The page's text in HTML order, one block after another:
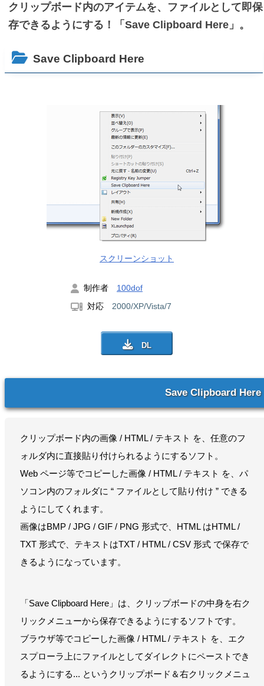
クリップボード内のアイテムを、ファイルとして即保
存できるようにする！「Save Clipboard Here」。
Save Clipboard Here
スクリーンショット
制作者 100dof
対応 2000/XP/Vista/7
Save Clipboard Here
クリップボード内の画像 / HTML / テキスト を、任意のフ
ォルダ内に直接貼り付けられるようにするソフト。
Web ページ等でコピーした画像 / HTML / テキスト を、パ
ソコン内のフォルダに “ ファイルとして貼り付け ” できる
ようにしてくれます。
画像はBMP / JPG / GIF / PNG 形式で、HTML はHTML /
TXT 形式で、テキストはTXT / HTML / CSV 形式 で保存で
きるようになっています。
「Save Clipboard Here」は、クリップボードの中身を右ク
リックメニューから保存できるようにするソフトです。
ブラウザ等でコピーした画像 / HTML / テキスト を、エク
スプローラ上にファイルとしてダイレクトにペーストでき
るようにする... というクリップボード＆右クリックメニュ